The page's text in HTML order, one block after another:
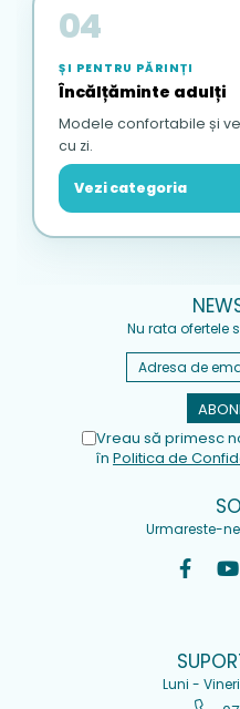
04
ȘI PENTRU PĂRINȚI
Încălțăminte adulți
Modele confortabile și
cu zi.
Vezi categoria
Nu rata ofertele
Vreau să primesc
în Politica de
Urmareste-
Luni -